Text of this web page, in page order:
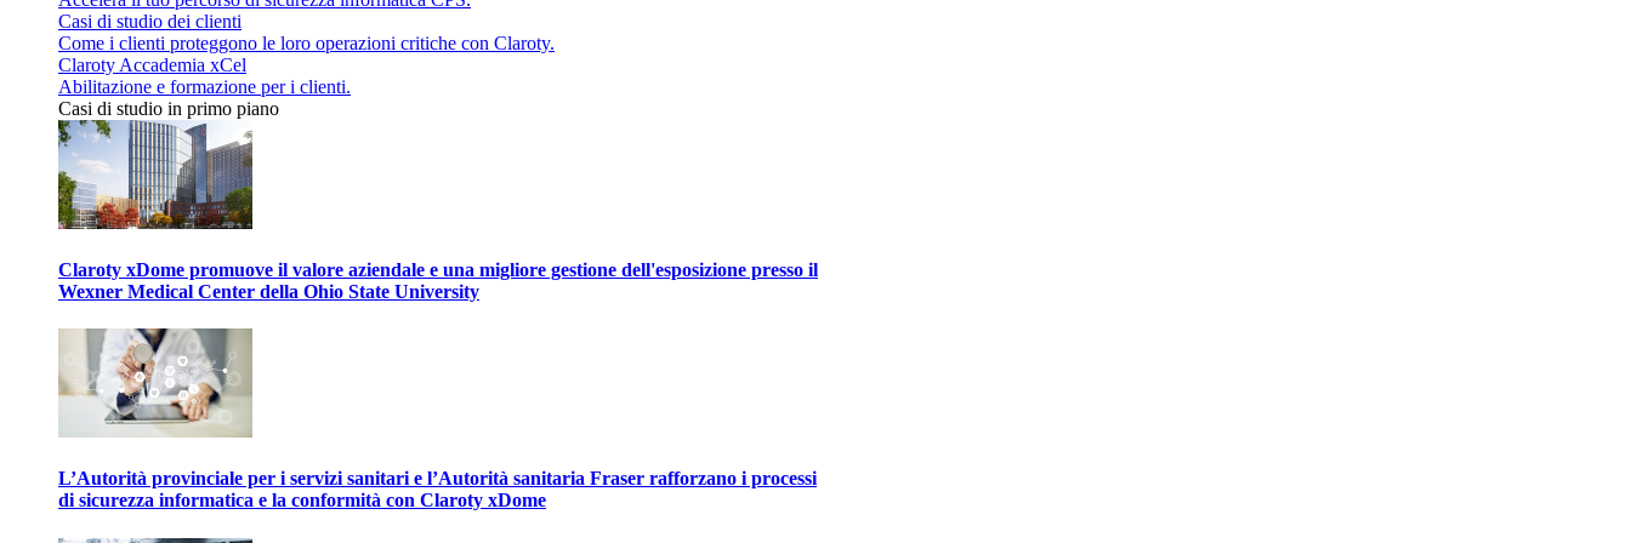
Casi di studio dei clienti
Come i clienti proteggono le loro operazioni critiche con Claroty.
Claroty Accademia xCel
Abilitazione e formazione per i clienti.
Casi di studio in primo piano
Claroty xDome promuove il valore aziendale e una migliore gestione dell'esposizione presso il
Wexner Medical Center della Ohio State University
L’Autorità provinciale per i servizi sanitari e l’Autorità sanitaria Fraser rafforzano i processi
di sicurezza informatica e la conformità con Claroty xDome